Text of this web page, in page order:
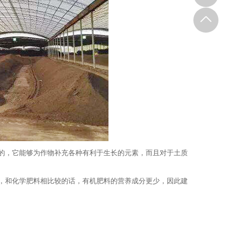
它能够为作物补充各种有利于生长的元素，而且对于土质
化学肥料相比较的话，有机肥料的营养成分更少，因此建